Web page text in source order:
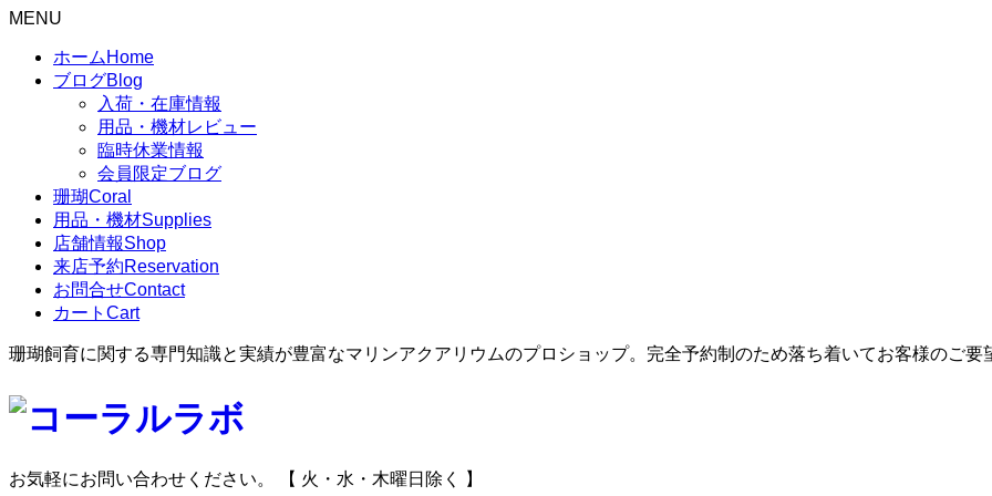
MENU
ホーム Home
ブログBlog
入荷・在庫情報
用品・機材レビュー
臨時休業情報
会員限定ブログ
珊瑚Coral
用品・機材Supplies
店舗情報Shop
来店予約Reservation
お問合せContact
カート Cart
珊瑚飼育に関する専門知識と実績が豊富なマリンアクアリウムのプロショップ。完全予約制のため落ち着いてお客様のご要
お気軽にお問い合わせください。 【 火・水・木曜日除く 】